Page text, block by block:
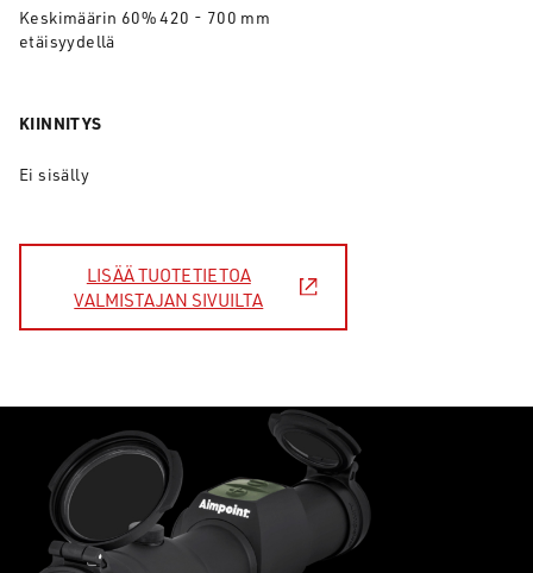
Keskimäärin 60% 420 - 700 mm
etäisyydellä
KIINNITYS
Ei sisälly
LISÄÄ TUOTETIETOA
VALMISTAJAN SIVUILTA